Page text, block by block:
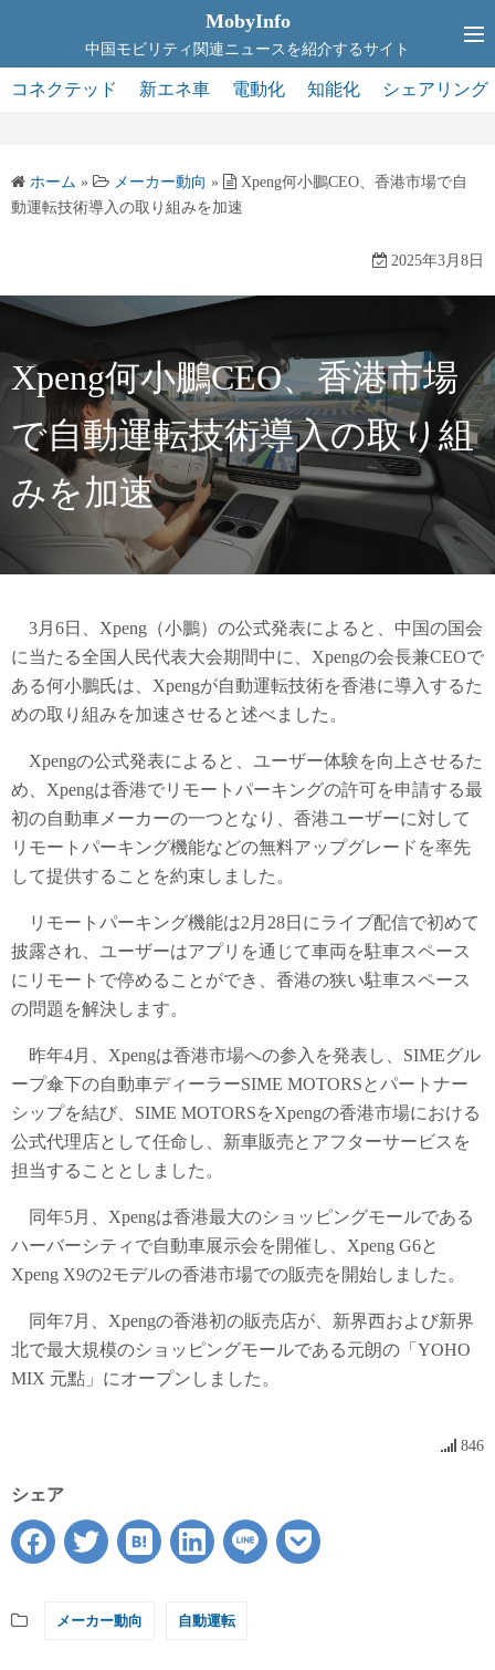
テ
ン
ス
キ
MobyInfo
中国モビリティ関連ニュースを紹介するサイト
コネクテッド 新エネ車 電動化 知能化 シェアリング
ホーム » メーカー動向 »
Xpeng何小鵬CEO、香港市場で自
動運転技術導入の取り組みを加速
2025年3月8日
Xpeng何小鵬CEO、香港市場
で自動運転技術導入の取り組
みを加速
3月6日、Xpeng（小鵬）の公式発表によると、中国の国会
に当たる全国人民代表大会期間中に、Xpengの会長兼CEOで
ある何小鵬氏は、Xpengが自動運転技術を香港に導入するた
めの取り組みを加速させると述べました。
Xpengの公式発表によると、ユーザー体験を向上させるた
め、Xpengは香港でリモートパーキングの許可を申請する最
初の自動車メーカーの一つとなり、香港ユーザーに対して
リモートパーキング機能などの無料アップグレードを率先
して提供することを約束しました。
リモートパーキング機能は2月28日にライブ配信で初めて
披露され、ユーザーはアプリを通じて車両を駐車スペース
にリモートで停めることができ、香港の狭い駐車スペース
の問題を解決します。
昨年4月、Xpengは香港市場への参入を発表し、SIMEグル
ープ傘下の自動車ディーラーSIME MOTORSとパートナー
シップを結び、SIME MOTORSをXpengの香港市場における
公式代理店として任命し、新車販売とアフターサービスを
担当することとしました。
同年5月、Xpengは香港最大のショッピングモールである
ハーバーシティで自動車展示会を開催し、Xpeng G6と
Xpeng X9の2モデルの香港市場での販売を開始しました。
同年7月、Xpengの香港初の販売店が、新界西および新界
北で最大規模のショッピングモールである元朗の「YOHO
MIX 元點」にオープンしました。
846
シェア
メーカー動向 自動運転